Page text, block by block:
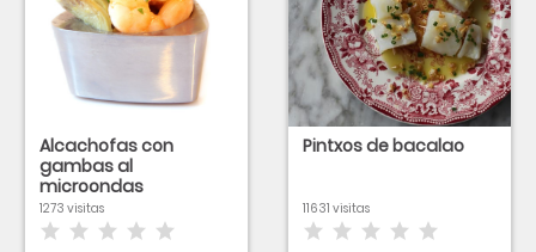
Alcachofas con
gambas al
microondas
1273 visitas
Pintxos de bacalao
11631 visitas